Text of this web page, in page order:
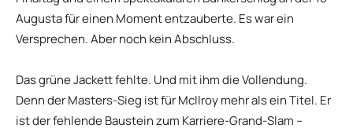
Augusta für einen Moment entzauberte. Es war ein
Versprechen. Aber noch kein Abschluss.
Das grüne Jackett fehlte. Und mit ihm die Vollendung.
Denn der Masters-Sieg ist für McIlroy mehr als ein Titel. Er
ist der fehlende Baustein zum Karriere-Grand-Slam –